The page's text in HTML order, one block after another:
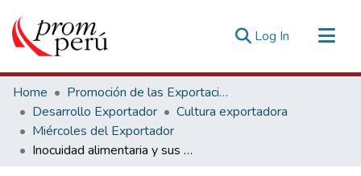
Log In (current)
Communities & Collections
All of DSpace
Statistics
Estadísticas Externas
Home
Promoción de las Exportaciones
Desarrollo Exportador
Cultura exportadora
Miércoles del Exportador
Inocuidad alimentaria y sus certificaciones para la exportación [17 de agosto de 2022]